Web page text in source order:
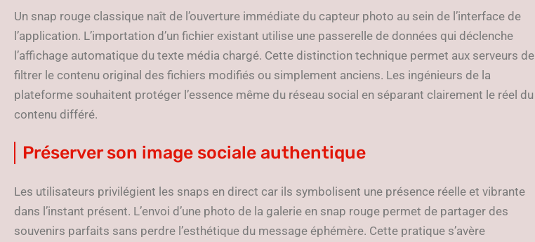
Un snap rouge classique naît de l’ouverture immédiate du capteur photo au sein de l’interface de
l’application. L’importation d’un fichier existant utilise une passerelle de données qui déclenche
l’affichage automatique du texte média chargé. Cette distinction technique permet aux serveurs de
filtrer le contenu original des fichiers modifiés ou simplement anciens. Les ingénieurs de la
plateforme souhaitent protéger l’essence même du réseau social en séparant clairement le réel du
contenu différé.
Préserver son image sociale authentique
Les utilisateurs privilégient les snaps en direct car ils symbolisent une présence réelle et vibrante
dans l’instant présent. L’envoi d’une photo de la galerie en snap rouge permet de partager des
souvenirs parfaits sans perdre l’esthétique du message éphémère. Cette pratique s’avère